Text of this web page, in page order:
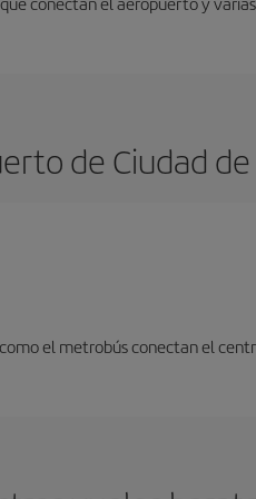
de Ciudad
el metrobús conectan el